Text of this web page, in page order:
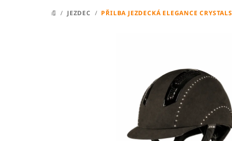
DOMŮ
/ JEZDEC / PŘILBA JEZDECKÁ ELEGANCE CRYSTALS